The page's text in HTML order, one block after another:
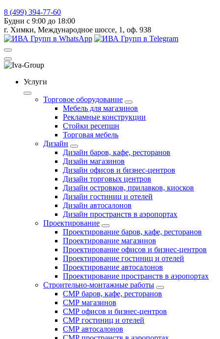
8 (499) 394-77-60
Будни с 9:00 до 18:00
г. Химки, Международное шоссе, 1, оф. 938
Услуги
Торговое оборудование
Мебель для магазинов
Рекламные конструкции
Стойки ресепшн
Торговая мебель
Дизайн
Дизайн баров, кафе, ресторанов
Дизайн магазинов
Дизайн офисов и бизнес-центров
Дизайн торговых центров
Дизайн островков, прилавков, киосков
Дизайн гостиниц и отелей
Дизайн автосалонов
Дизайн пространств в аэропортах
Проектирование
Проектирование баров, кафе, ресторанов
Проектирование магазинов
Проектирование офисов и бизнес-центров
Проектирование гостиниц и отелей
Проектирование автосалонов
Проектирование пространств в аэропортах
Строительно-монтажные работы
СМР баров, кафе, ресторанов
СМР магазинов
СМР офисов и бизнес-центров
СМР гостиниц и отелей
СМР автосалонов